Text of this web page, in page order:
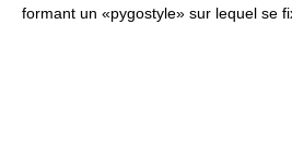
formant un «pygostyle» sur lequel se